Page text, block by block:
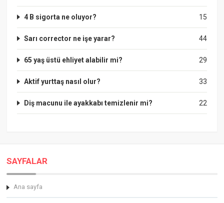
15
4 B sigorta ne oluyor?
44
Sarı corrector ne işe yarar?
29
65 yaş üstü ehliyet alabilir mi?
33
Aktif yurttaş nasıl olur?
22
Diş macunu ile ayakkabı temizlenir mi?
SAYFALAR
Ana sayfa